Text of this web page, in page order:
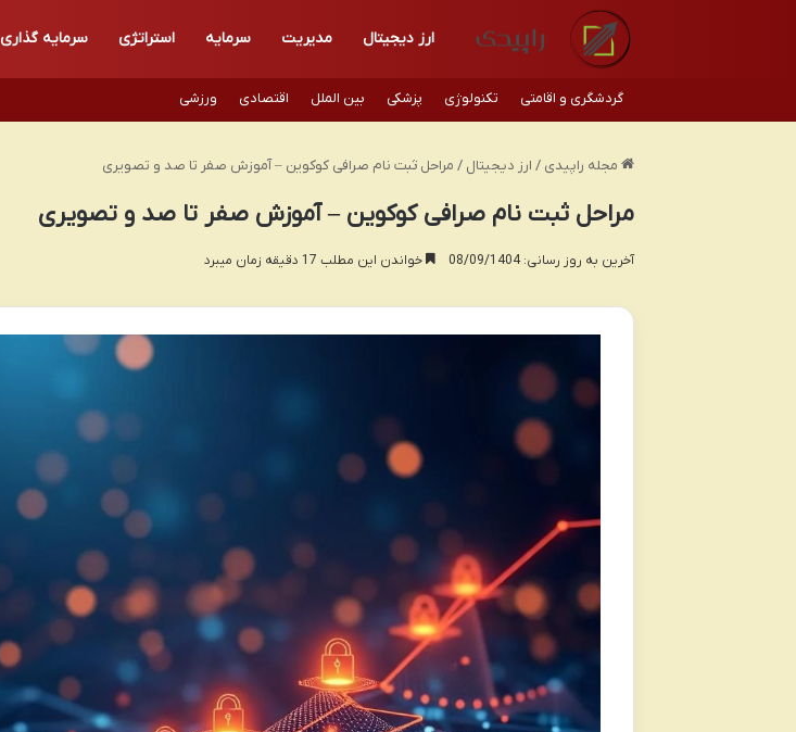
ارز دیجیتال مدیریت سرمایه استراتژی سرمایه گذاری
گردشگری و اقامتی تکنولوژی پزشکی بین الملل اقتصادی ورزشی
مجله راپیدی / ارز دیجیتال / مراحل ثبت نام صرافی کوکوین – آموزش صفر تا صد و تصویری
مراحل ثبت نام صرافی کوکوین – آموزش صفر تا صد و تصویری
آخرین به روز رسانی: 08/09/1404 خواندن این مطلب 17 دقیقه زمان میبرد